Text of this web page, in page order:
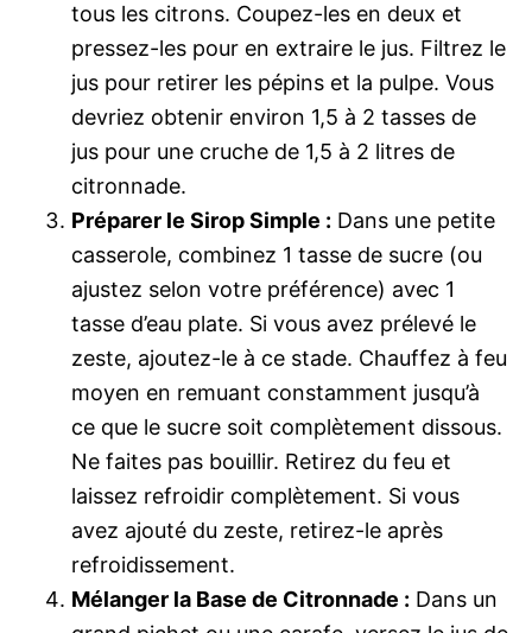
tous les citrons. Coupez-les en deux et
pressez-les pour en extraire le jus. Filtrez le
jus pour retirer les pépins et la pulpe. Vous
devriez obtenir environ 1,5 à 2 tasses de
jus pour une cruche de 1,5 à 2 litres de
citronnade.
Préparer le Sirop Simple : Dans une petite
casserole, combinez 1 tasse de sucre (ou
ajustez selon votre préférence) avec 1
tasse d’eau plate. Si vous avez prélevé le
zeste, ajoutez-le à ce stade. Chauffez à feu
moyen en remuant constamment jusqu’à
ce que le sucre soit complètement dissous.
Ne faites pas bouillir. Retirez du feu et
laissez refroidir complètement. Si vous
avez ajouté du zeste, retirez-le après
refroidissement.
Mélanger la Base de Citronnade : Dans un